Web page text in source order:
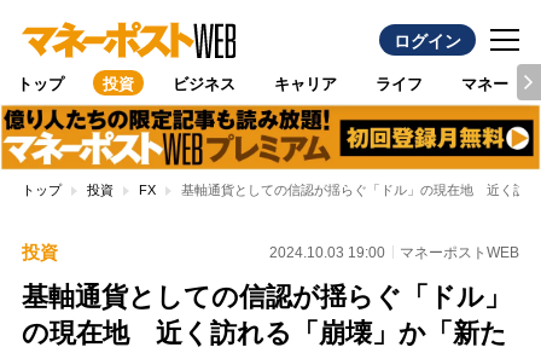
ログイン
トップ 投資 ビジネス キャリア ライフ マネー
トップ 投資 FX 基軸通貨としての信認が揺らぐ「ドル」の現在地 近く訪
投資 2024.10.03 19:00 マネーポストWEB
基軸通貨としての信認が揺らぐ「ドル」
の現在地 近く訪れる「崩壊」か「新た